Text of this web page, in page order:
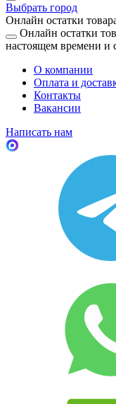
Выбрать город
Онлайн остатки
Онлайн остатки
настоящем времени и
О компании
Оплата и
Контакты
Вакансии
Написать нам